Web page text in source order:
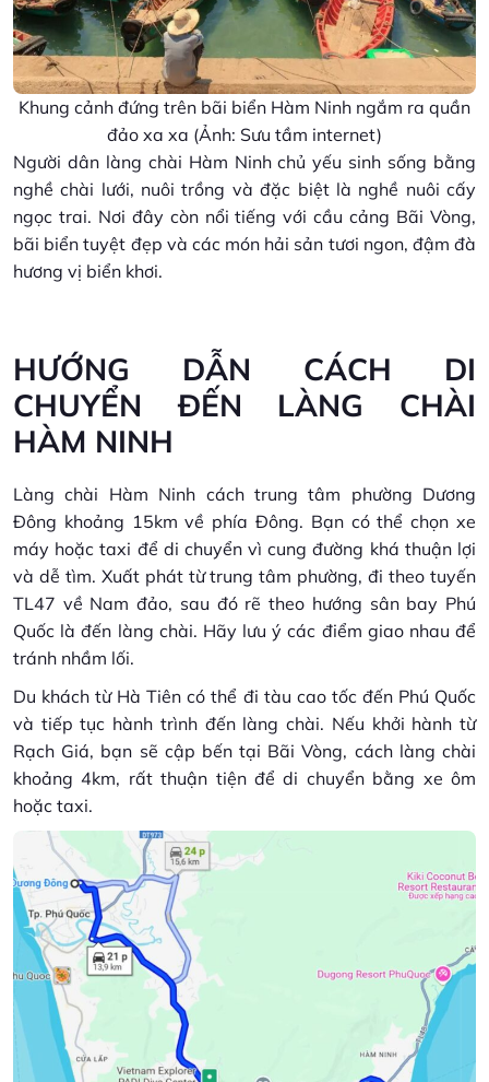
Khung cảnh đứng trên bãi biển Hàm Ninh ngắm ra quần
đảo xa xa (Ảnh: Sưu tầm internet)
Người dân làng chài Hàm Ninh chủ yếu sinh sống bằng
nghề chài lưới, nuôi trồng và đặc biệt là nghề nuôi cấy
ngọc trai. Nơi đây còn nổi tiếng với cầu cảng Bãi Vòng,
bãi biển tuyệt đẹp và các món hải sản tươi ngon, đậm đà
hương vị biển khơi.
HƯỚNG DẪN CÁCH DI
CHUYỂN ĐẾN LÀNG CHÀI
HÀM NINH
Làng chài Hàm Ninh cách trung tâm phường Dương
Đông khoảng 15km về phía Đông. Bạn có thể chọn xe
máy hoặc taxi để di chuyển vì cung đường khá thuận lợi
và dễ tìm. Xuất phát từ trung tâm phường, đi theo tuyến
TL47 về Nam đảo, sau đó rẽ theo hướng sân bay Phú
Quốc là đến làng chài. Hãy lưu ý các điểm giao nhau để
tránh nhầm lối.
Du khách từ Hà Tiên có thể đi tàu cao tốc đến Phú Quốc
và tiếp tục hành trình đến làng chài. Nếu khởi hành từ
Rạch Giá, bạn sẽ cập bến tại Bãi Vòng, cách làng chài
khoảng 4km, rất thuận tiện để di chuyển bằng xe ôm
hoặc taxi.